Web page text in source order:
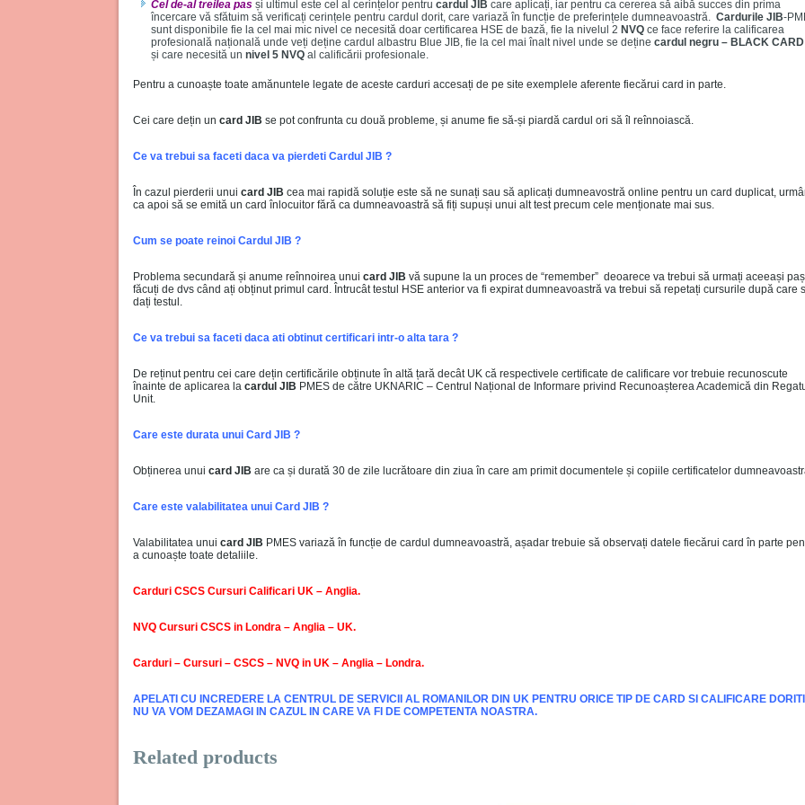
Cel de-al treilea pas și ultimul este cel al cerințelor pentru cardul JIB care aplicați, iar pentru ca cererea să aibă succes din prima
încercare vă sfătuim să verificați cerințele pentru cardul dorit, care variază în funcție de preferințele dumneavoastră. Cardurile JIB-
sunt disponibile fie la cel mai mic nivel ce necesită doar certificarea HSE de bază, fie la nivelul 2 NVQ ce face referire la calificarea
profesională națională unde veți deține cardul albastru Blue JIB, fie la cel mai înalt nivel unde se deține cardul negru – BLACK CARD
și care necesită un nivel 5 NVQ al calificării profesionale.
Pentru a cunoaște toate amănuntele legate de aceste carduri accesați de pe site exemplele aferente fiecărui card in parte.
Cei care dețin un card JIB se pot confrunta cu două probleme, și anume fie să-și piardă cardul ori să îl reînnoiască.
Ce va trebui sa faceti daca va pierdeti Cardul JIB ?
În cazul pierderii unui card JIB cea mai rapidă soluție este să ne sunați sau să aplicați dumneavostră online pentru un card duplicat,
ca apoi să se emită un card înlocuitor fără ca dumneavoastră să fiți supuși unui alt test precum cele menționate mai sus.
Cum se poate reinoi Cardul JIB ?
Problema secundară și anume reînnoirea unui card JIB vă supune la un proces de “remember” deoarece va trebui să urmați aceeași
făcuți de dvs când ați obținut primul card. Întrucât testul HSE anterior va fi expirat dumneavoastră va trebui să repetați cursurile după care
dați testul.
Ce va trebui sa faceti daca ati obtinut certificari intr-o alta tara ?
De reținut pentru cei care dețin certificările obținute în altă țară decât UK că respectivele certificate de calificare vor trebuie recunoscute
înainte de aplicarea la cardul JIB PMES de către UKNARIC – Centrul Național de Informare privind Recunoașterea Academică din
Unit.
Care este durata unui Card JIB ?
Obținerea unui card JIB are ca și durată 30 de zile lucrătoare din ziua în care am primit documentele și copiile certificatelor
Care este valabilitatea unui Card JIB ?
Valabilitatea unui card JIB PMES variază în funcție de cardul dumneavoastră, așadar trebuie să observați datele fiecărui card în parte
a cunoaște toate detaliile.
Carduri CSCS Cursuri Calificari UK – Anglia.
NVQ Cursuri CSCS in Londra – Anglia – UK.
Carduri – Cursuri – CSCS – NVQ in UK – Anglia – Londra.
APELATI CU INCREDERE LA CENTRUL DE SERVICII AL ROMANILOR DIN UK PENTRU ORICE TIP DE CARD SI CALIFICARE DORITI
NU VA VOM DEZAMAGI IN CAZUL IN CARE VA FI DE COMPETENTA NOASTRA.
Related products